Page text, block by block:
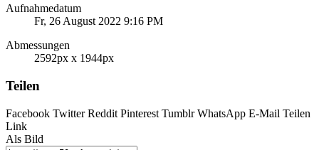
Aufnahmedatum
Fr, 26 August 2022 9:16 PM
Abmessungen
2592px x 1944px
Teilen
Facebook Twitter Reddit Pinterest Tumblr WhatsApp E-Mail Teilen
Link
Als Bild